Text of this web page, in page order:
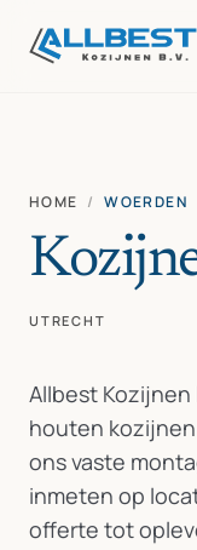
HOME / WOERDEN
UTRECHT
Allbest
houten
ons vaste
inmeten op
offerte tot